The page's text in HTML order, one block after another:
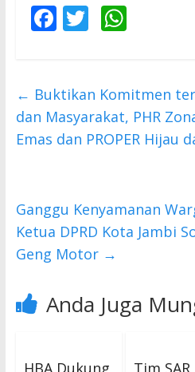
F
b
o
o
T
er
W
s
A
p
← Buktikan Komitmen
dan Masyarakat, PHR
Emas dan PROPER Hijau
Ganggu Kenyamanan
Ketua DPRD Kota Jambi
Geng Motor →
Anda Juga
HBA Dukung
Tim SAR